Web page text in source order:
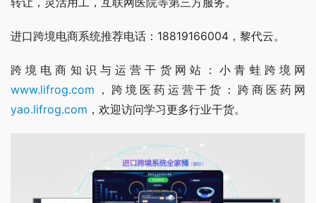
进口跨境电商系统推荐电话：18819166004，黎代云。
跨境电商知识与运营干货网站：小青蛙跨境网
www.lifrog.com ，跨境医药运营干货：跨商医药网
yao.lifrog.com ，欢迎访问学习更多行业干货。